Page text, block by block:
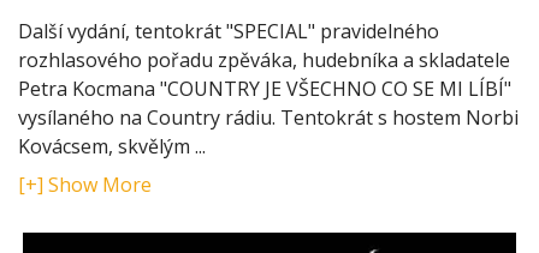
Další vydání, tentokrát "SPECIAL" pravidelného
rozhlasového pořadu zpěváka, hudebníka a skladatele
Petra Kocmana "COUNTRY JE VŠECHNO CO SE MI LÍBÍ"
vysílaného na Country rádiu. Tentokrát s hostem Norbi
Kovácsem, skvělým ...
[+] Show More